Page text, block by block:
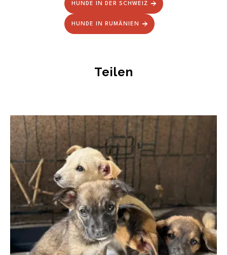
HUNDE IN DER SCHWEIZ
HUNDE IN RUMÄNIEN
Teilen